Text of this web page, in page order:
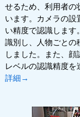
せるため、利用者の
います。カメラの設
い精度で認識します
識別し、人物ごとの
しました。また、
レベルの認識精度を
詳細→